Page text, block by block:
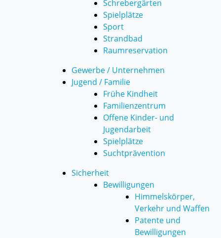
Schrebergärten
Spielplätze
Sport
Strandbad
Raumreservation
Gewerbe / Unternehmen
Jugend / Familie
Frühe Kindheit
Familienzentrum
Offene Kinder- und
Jugendarbeit
Spielplätze
Suchtprävention
Sicherheit
Bewilligungen
Himmelskörper,
Verkehr und Waffen
Patente und
Bewilligungen